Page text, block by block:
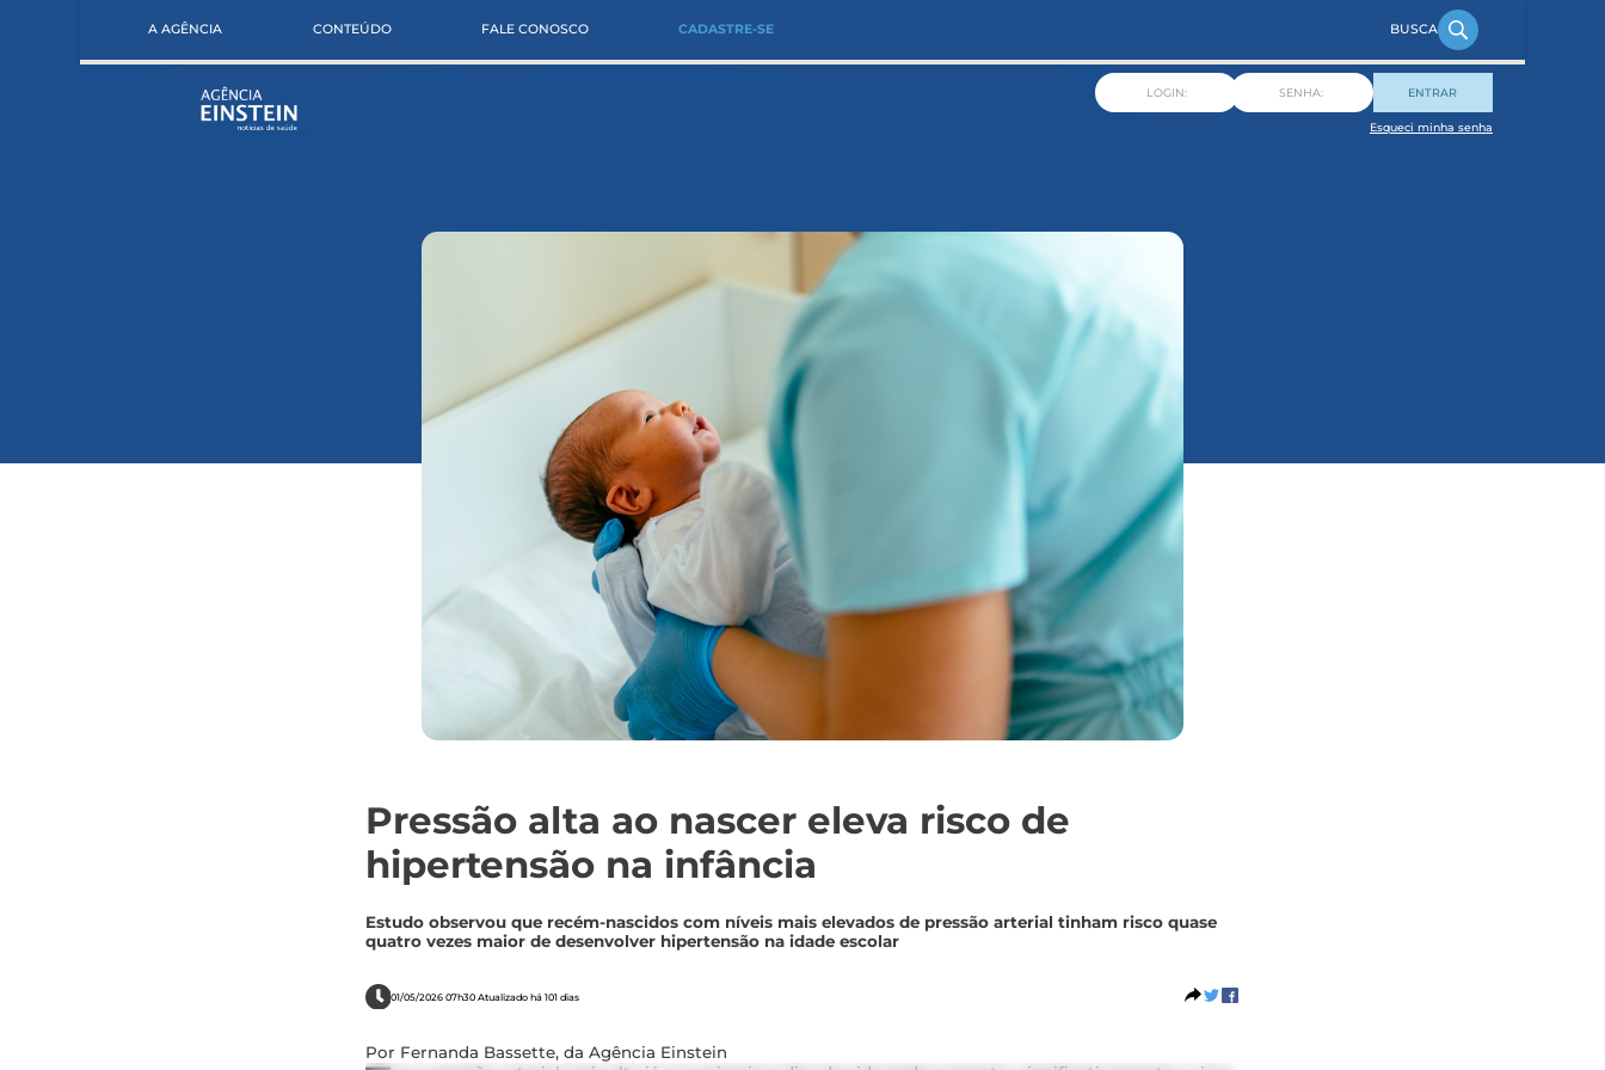
A AGÊNCIA CONTEÚDO FALE CONOSCO CADASTRE-SE
ENTRAR
Esqueci minha senha
Pressão alta ao nascer eleva risco de
hipertensão na infância
Estudo observou que recém-nascidos com níveis mais elevados de pressão arterial tinham risco quase
quatro vezes maior de desenvolver hipertensão na idade escolar
01/05/2026 07h30 Atualizado há 101 dias
Por Fernanda Bassette, da Agência Einstein